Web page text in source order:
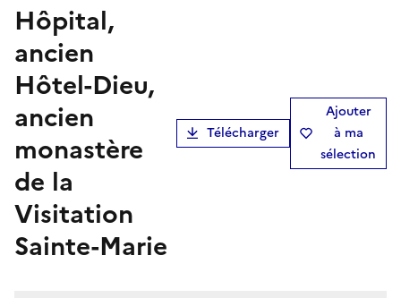
hôpital,
ancien
Hôtel-Dieu,
ancien
monastère
de la
Visitation
Sainte-Marie
Télécharger
Ajouter
à ma
sélection